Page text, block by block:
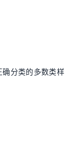
分类的多数类样